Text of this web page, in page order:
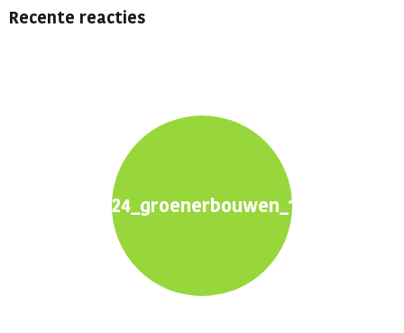
Recente reacties